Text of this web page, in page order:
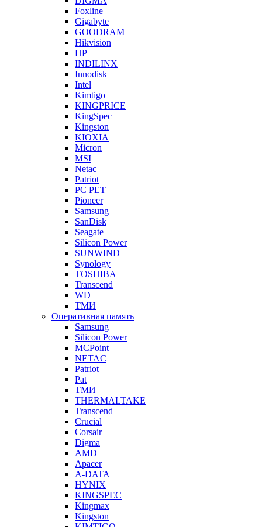
Foxline
Gigabyte
GOODRAM
Hikvision
HP
INDILINX
Innodisk
Intel
Kimtigo
KINGPRICE
KingSpec
Kingston
KIOXIA
Micron
MSI
Netac
Patriot
PC PET
Pioneer
Samsung
SanDisk
Seagate
Silicon Power
SUNWIND
Synology
TOSHIBA
Transcend
WD
ТМИ
Оперативная память
Samsung
Silicon Power
MCPoint
NETAC
Patriot
Pat
ТМИ
THERMALTAKE
Transcend
Crucial
Corsair
Digma
AMD
Apacer
A-DATA
HYNIX
KINGSPEC
Kingmax
Kingston